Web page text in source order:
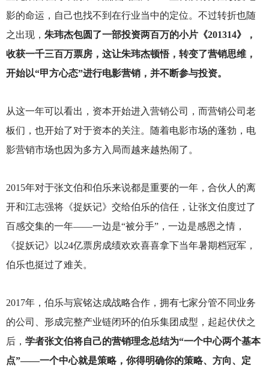
影的命运，自己也找不到在行业当中的定位。不过转折也随
之出现， 朱玮杰包圆了一部投资两百万的小片《201314》，
收获一千三百万票房，这让朱玮杰顿悟，转变了营销思维，
开始以“甲方心态”进行电影营销，并不断参与投资。
从这一年可以看出，资本开始进入营销公司，而营销公司老
板们，也开始了对于资本的关注。随着电影市场的蓬勃，电
影营销市场也因为多方入局而越来越热闹了。
2015年对于张文伯和伯乐来说都是重要的一年，合伙人的离
开和江志强将《捉妖记》交给伯乐的信任，让张文伯度过了
百感交集的一年——一边是“被分手”，一边是感恩之情，
《捉妖记》以24亿票房成绩欢欢喜喜拿下当年暑期档冠军，
伯乐也挺过了难关。
2017年，伯乐与宸铭达成战略合作，拥有七家分管不同业务
的公司、形成完整产业链闭环的伯乐集团成型，起起伏伏之
后， 学者张文伯将自己的营销理念总结为“一个中心两个基本
点”——一个中心就是策略，你得明确你的策略、方向、定